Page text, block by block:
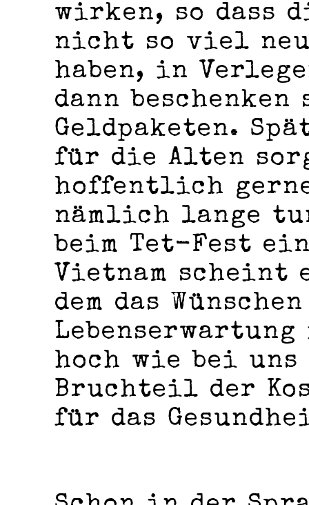
wirken, so dass
nicht so viel
haben, in
dann
Geldpaketen.
für die Alten
hoffentlich
nämlich lange
beim Tet-Fest
Vietnam scheint
dem das
hoch wie bei uns
Bruchteil der
für das